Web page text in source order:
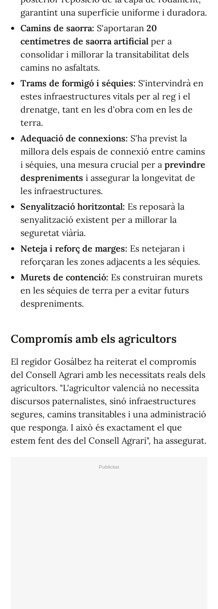
garantint una superfície uniforme i duradora.
Camins de saorra: S'aportaran 20
centímetres de saorra artificial per a
consolidar i millorar la transitabilitat dels
camins no asfaltats.
Trams de formigó i séquies: S'intervindrà en
estes infraestructures vitals per al reg i el
drenatge, tant en les d'obra com en les de
terra.
Adequació de connexions: S'ha previst la
millora dels espais de connexió entre camins
i séquies, una mesura crucial per a previndre
despreniments i assegurar la longevitat de
les infraestructures.
Senyalització horitzontal: Es reposarà la
senyalització existent per a millorar la
seguretat viària.
Neteja i reforç de marges: Es netejaran i
reforçaran les zones adjacents a les séquies.
Murets de contenció: Es construiran murets
en les séquies de terra per a evitar futurs
despreniments.
Compromís amb els agricultors
El regidor Gosálbez ha reiterat el compromís
del Consell Agrari amb les necessitats reals dels
agricultors. "L'agricultor valencià no necessita
discursos paternalistes, sinó infraestructures
segures, camins transitables i una administració
que responga. I això és exactament el que
estem fent des del Consell Agrari", ha assegurat.